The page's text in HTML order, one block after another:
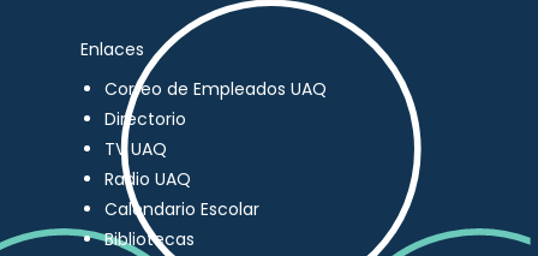
Enlaces
Correo de Empleados UAQ
Directorio
TV UAQ
Radio UAQ
Calendario Escolar
Bibliotecas